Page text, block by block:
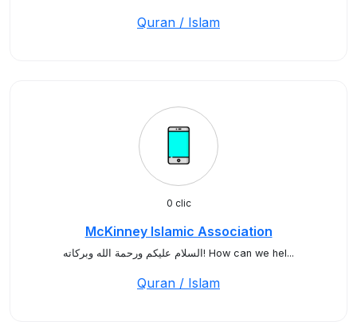
Quran / Islam
0 clic
McKinney Islamic Association
السلام عليكم ورحمة الله وبركاته! How can we hel...
Quran / Islam